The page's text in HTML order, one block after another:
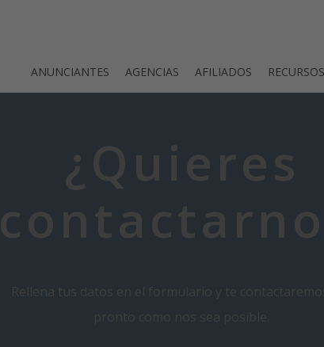
ANUNCIANTES AGENCIAS AFILIADOS RECURSOS
¿Quieres
Rellena tus datos en el formulario y te
pronto como nos sea posible.